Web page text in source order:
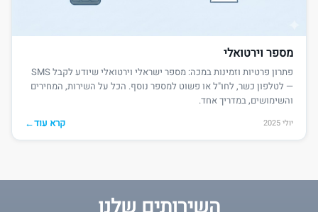
מספר וירטואלי
פתרון פרטיות וזמינות במכה: מספר ישראלי וירטואלי שיודע לקבל SMS
— לטלפון כשר, לחו"ל או פשוט למספר נוסף. הכל על השירות, המחירים
והשימושים, במדריך אחד.
יולי 2025 קרא עוד←